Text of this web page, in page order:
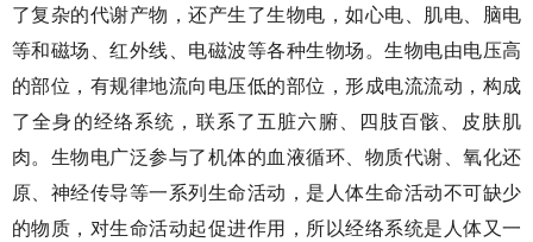
了复杂的代谢产物，还产生了生物电，如心电、肌电、脑电
等和磁场、红外线、电磁波等各种生物场。生物电由电压高
的部位，有规律地流向电压低的部位，形成电流流动，构成
了全身的经络系统，联系了五脏六腑、四肢百骸、皮肤肌
肉。生物电广泛参与了机体的血液循环、物质代谢、氧化还
原、神经传导等一系列生命活动，是人体生命活动不可缺少
的物质，对生命活动起促进作用，所以经络系统是人体又一